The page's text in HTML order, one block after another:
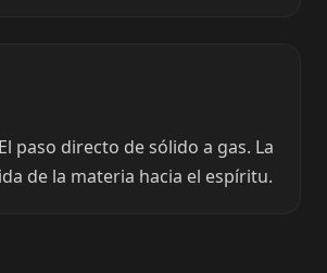
paso directo de sólido a gas. La
de la materia hacia el espíritu.